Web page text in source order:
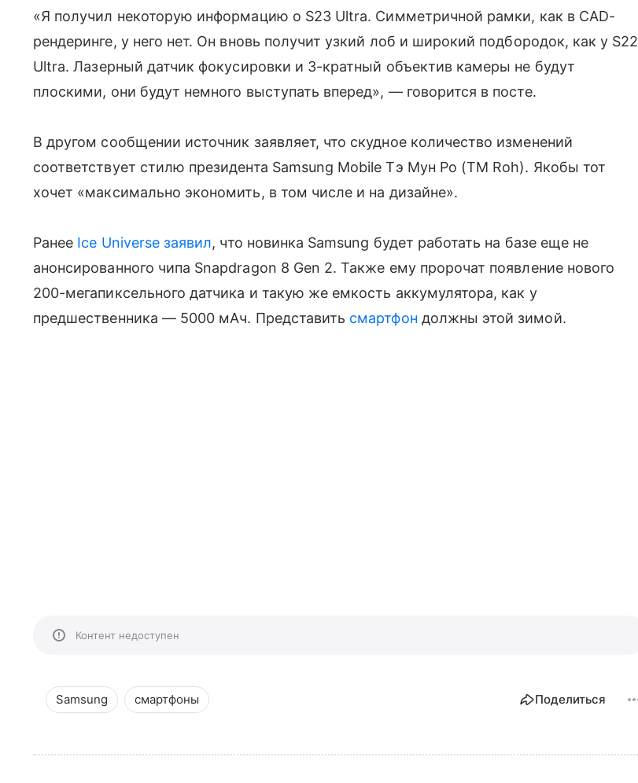
«Я получил некоторую информацию о S23 Ultra. Симметричной рамки, как в CAD-
рендеринге, у него нет. Он вновь получит узкий лоб и широкий подбородок, как у S22
Ultra. Лазерный датчик фокусировки и 3-кратный объектив камеры не будут
плоскими, они будут немного выступать вперед», — говорится в посте.
В другом сообщении источник заявляет, что скудное количество изменений
соответствует стилю президента Samsung Mobile Тэ Мун Ро (TM Roh). Якобы тот
хочет «максимально экономить, в том числе и на дизайне».
Ранее Ice Universe заявил, что новинка Samsung будет работать на базе еще не
анонсированного чипа Snapdragon 8 Gen 2. Также ему пророчат появление нового
200-мегапиксельного датчика и такую же емкость аккумулятора, как у
предшественника — 5000 мАч. Представить смартфон должны этой зимой.
Контент недоступен
Samsung смартфоны Поделиться